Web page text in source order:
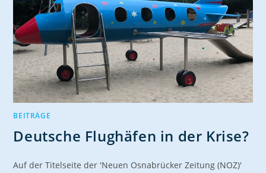
BEITRÄGE
Deutsche Flughäfen in der Krise?
Auf der Titelseite der 'Neuen Osnabrücker Zeitung (NOZ)'